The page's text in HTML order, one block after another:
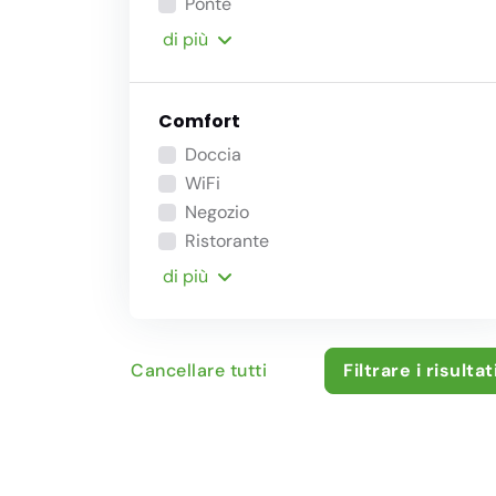
di più
Comfort
Doccia
WiFi
Negozio
Ristorante
di più
Cancellare tutti Filtrare i